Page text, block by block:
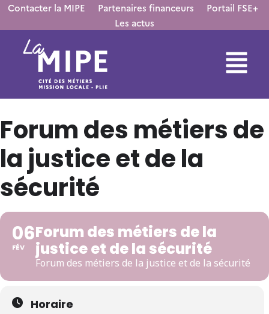
Contacter la MIPE Partenaires financeurs
Portail FSE+
Les actus
Forum des métiers de
la justice et de la
sécurité
06
FÉV
Forum des métiers de la
justice et de la sécurité
Forum des métiers de la justice et de la sécurité
Horaire